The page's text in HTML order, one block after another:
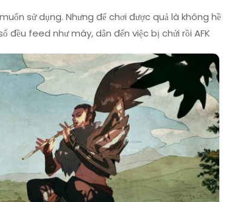
sử dụng. Nhưng để chơi được quả là không hề
đều feed như máy, dẫn đến việc bị chửi rồi AFK